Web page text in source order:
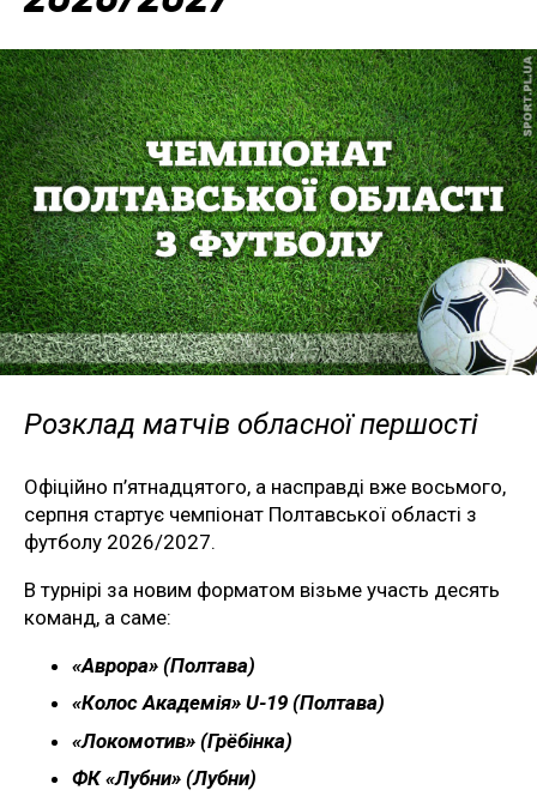
Розклад матчів обласної першості
Офіційно п’ятнадцятого, а насправді вже восьмого,
серпня стартує чемпіонат Полтавської області з
футболу 2026/2027.
В турнірі за новим форматом візьме участь десять
команд, а саме:
«Аврора» (Полтава)
«Колос Академія» U-19 (Полтава)
«Локомотив» (Грёбінка)
ФК «Лубни» (Лубни)